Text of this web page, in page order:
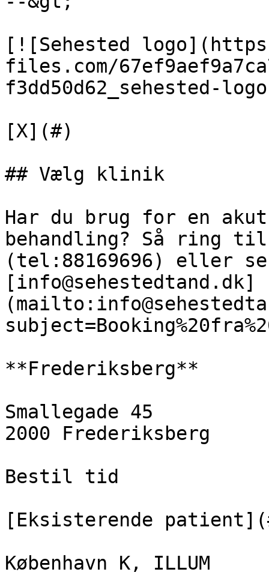
[![Sehested
files.com/
f3dd50d62_sehested-
[X](#)
## Vælg klinik
Har du brug for en
behandling? Så ring
(tel:88169696) eller
[info@sehestedtand.dk]
**Frederiksberg**
Smallegade 45
2000 Frederiksberg
Bestil tid
[Eksisterende
København K, ILLUM